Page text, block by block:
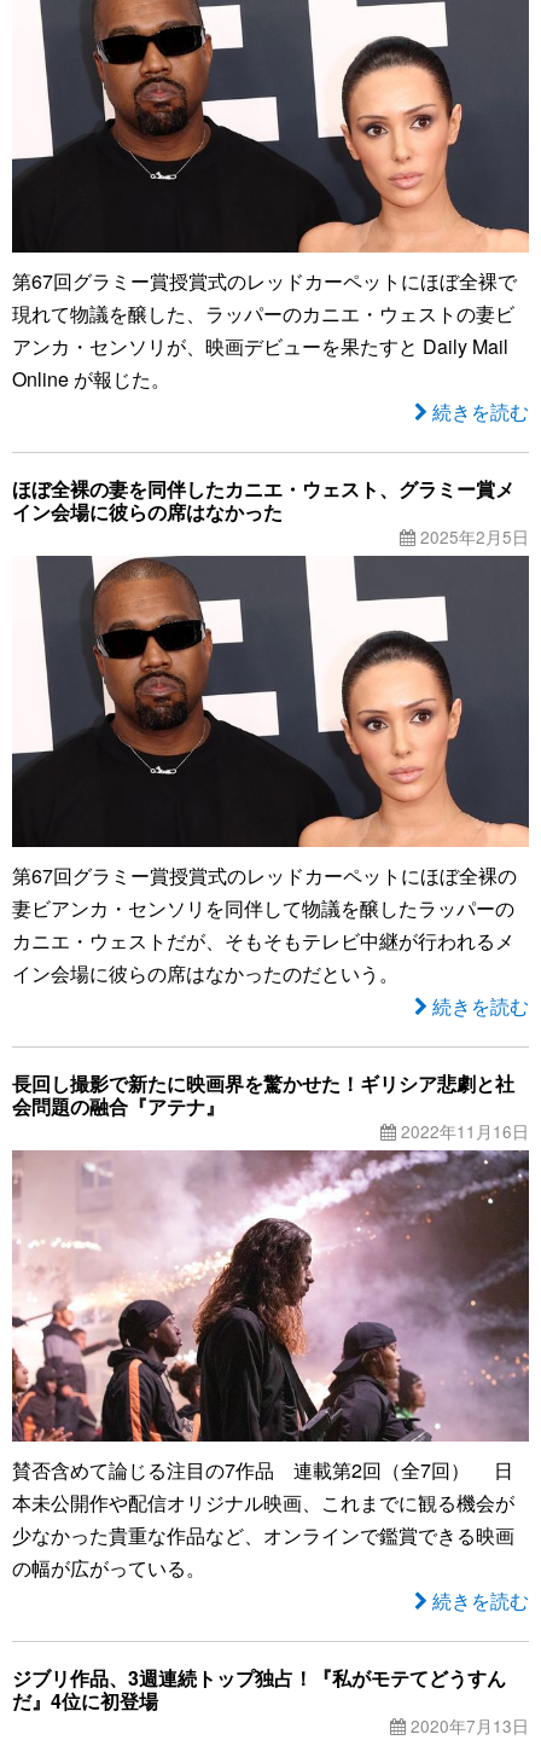
第67回グラミー賞授賞式のレッドカーペットにほぼ全裸で
現れて物議を醸した、ラッパーのカニエ・ウェストの妻ビ
アンカ・センソリが、映画デビューを果たすと Daily Mail
Online が報じた。
続きを読む
ほぼ全裸の妻を同伴したカニエ・ウェスト、グラミー賞メ
イン会場に彼らの席はなかった
2025年2月5日
第67回グラミー賞授賞式のレッドカーペットにほぼ全裸の
妻ビアンカ・センソリを同伴して物議を醸したラッパーの
カニエ・ウェストだが、そもそもテレビ中継が行われるメ
イン会場に彼らの席はなかったのだという。
続きを読む
長回し撮影で新たに映画界を驚かせた！ギリシア悲劇と社
会問題の融合『アテナ』
2022年11月16日
賛否含めて論じる注目の7作品 連載第2回（全7回） 日
本未公開作や配信オリジナル映画、これまでに観る機会が
少なかった貴重な作品など、オンラインで鑑賞できる映画
の幅が広がっている。
続きを読む
ジブリ作品、3週連続トップ独占！『私がモテてどうすん
だ』4位に初登場
2020年7月13日